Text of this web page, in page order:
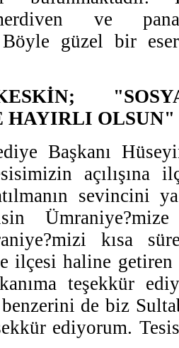
ve
Böyle güzel bir eser
HAYIRLI OLSUN"
Başkanı
açılışına
sevincini
Ümraniye?mize
kısa
ilçesi haline getiren
teşekkür
de biz
ediyorum.